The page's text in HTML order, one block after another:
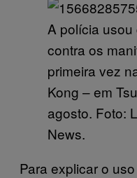
A polícia
contra os
primeira vez
Kong – em
agosto. Foto:
News.
Para explicar o